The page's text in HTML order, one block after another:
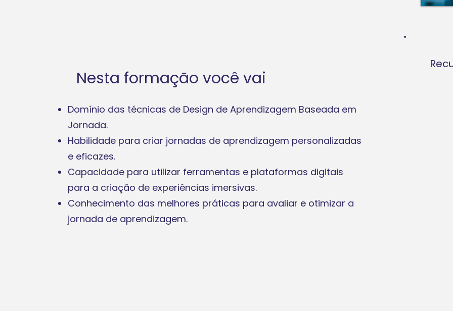
Nesta formação você vai
Domínio das técnicas de Design de Aprendizagem Baseada em
Jornada.
Habilidade para criar jornadas de aprendizagem personalizadas
e eficazes.
Capacidade para utilizar ferramentas e plataformas digitais
para a criação de experiências imersivas.
Conhecimento das melhores práticas para avaliar e otimizar a
jornada de aprendizagem.